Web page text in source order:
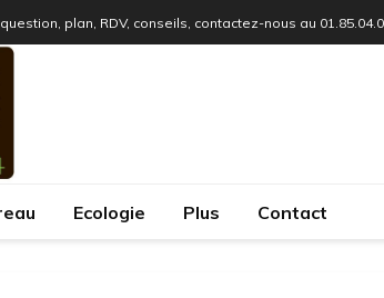
plan, RDV, conseils, contactez-nous au
Ecologie Plus Contact